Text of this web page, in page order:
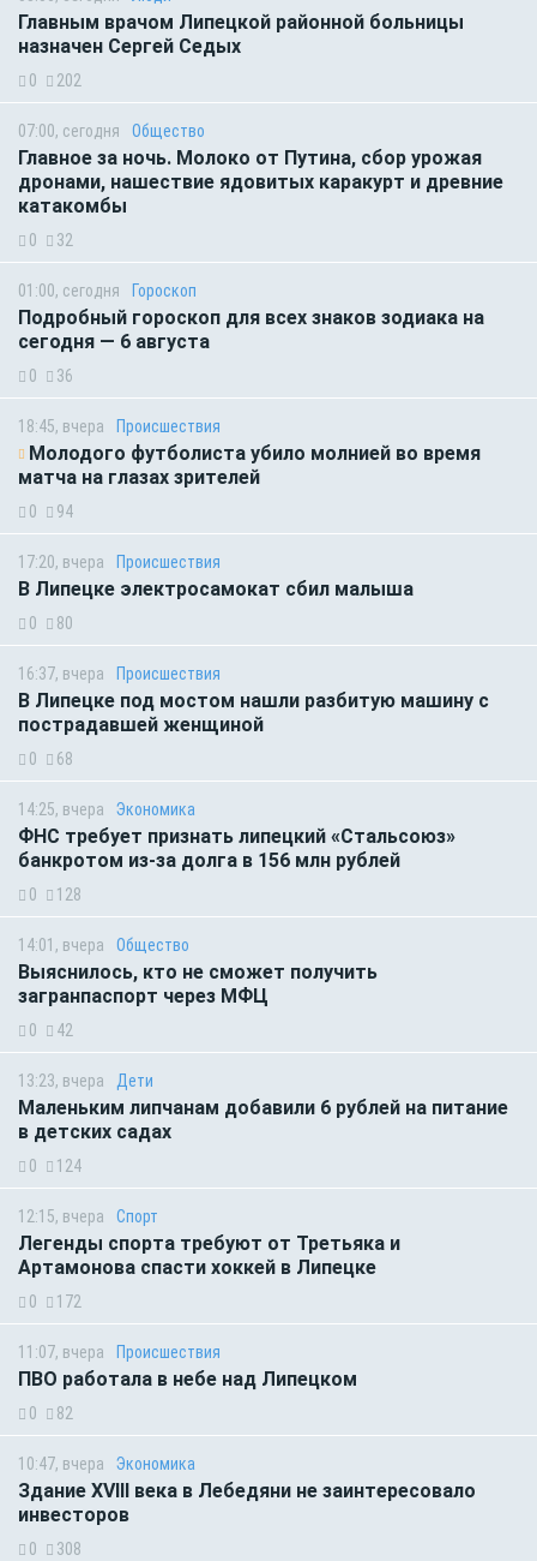
Главным врачом Липецкой районной больницы
назначен Сергей Седых
0 202
07:00, сегодня Общество
Главное за ночь. Молоко от Путина, сбор урожая
дронами, нашествие ядовитых каракурт и древние
катакомбы
0 32
01:00, сегодня Гороскоп
Подробный гороскоп для всех знаков зодиака на
сегодня — 6 августа
0 36
18:45, вчера Происшествия
Молодого футболиста убило молнией во время
матча на глазах зрителей
0 94
17:20, вчера Происшествия
В Липецке электросамокат сбил малыша
0 80
16:37, вчера Происшествия
В Липецке под мостом нашли разбитую машину с
пострадавшей женщиной
0 68
14:25, вчера Экономика
ФНС требует признать липецкий «Стальсоюз»
банкротом из-за долга в 156 млн рублей
0 128
14:01, вчера Общество
Выяснилось, кто не сможет получить
загранпаспорт через МФЦ
0 42
13:23, вчера Дети
Маленьким липчанам добавили 6 рублей на питание
в детских садах
0 124
12:15, вчера Спорт
Легенды спорта требуют от Третьяка и
Артамонова спасти хоккей в Липецке
0 172
11:07, вчера Происшествия
ПВО работала в небе над Липецком
0 82
10:47, вчера Экономика
Здание XVIII века в Лебедяни не заинтересовало
инвесторов
0 308